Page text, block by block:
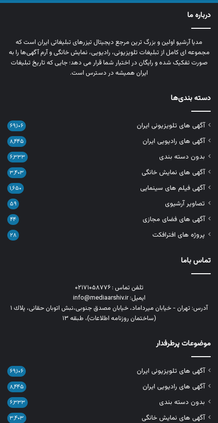
درباره ما
مدیا آرشیو اولین و بزرگ‌ ترین مرجع دیجیتال تیزرهای تبلیغاتی ایران است که
مجموعه‌ ای کامل از تبلیغات تلویزیونی، رادیویی، نمایش خانگی و آرم‌ آگهی‌ها را به‌
صورت تفکیک‌ شده و رایگان در اختیار شما قرار می‌ دهد؛ جایی که تاریخ تبلیغات
ایران همیشه در دسترس است.
دسته بندی‌ها
آگهی های تلویزیونی ایران ۶۹,۱۰۶
آگهی های رادیویی ایران ۸,۴۴۵
بدون دسته بندی ۶,۳۳۳
آگهی های نمایش خانگی ۳,۴۰۳
آگهی فیلم های سینمایی ۱,۶۵۰
تصاویر آرشیوی ۵۹
آگهی های فضای مجازی ۴۴
پروژه های افترافکت ۲۸
تماس باما
تلفن تماس : ۰۲۱۷۱۰۵۸۷۷۶
ایمیل: info@mediaarshiv.ir
آدرس: تهران - خیابان میرداماد، خیابان مصدق جنوبی،نبش اتوبان حقانی، پلاك ١
(ساختمان روزنامه اطلاعات)، طبقه ۱۳
موضوعات پرطرفدار
آگهی های تلویزیونی ایران ۶۹,۱۰۶
آگهی های رادیویی ایران ۸,۴۴۵
بدون دسته بندی ۶,۳۳۳
آگهی های نمایش خانگی ۳,۴۰۳